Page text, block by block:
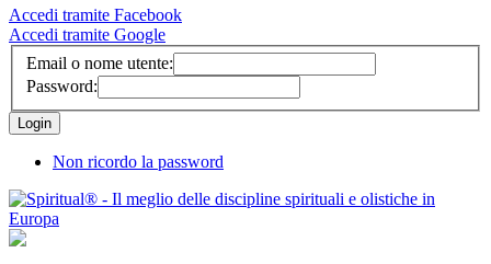
Accedi tramite Facebook
Accedi tramite Google
Email o nome utente:
Password:
Non ricordo la password